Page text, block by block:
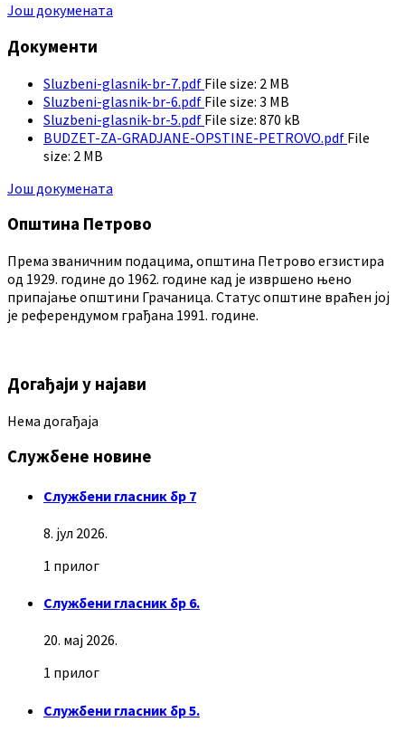
Још докумената
Документи
Sluzbeni-glasnik-br-7.pdf File size: 2 MB
Sluzbeni-glasnik-br-6.pdf File size: 3 MB
Sluzbeni-glasnik-br-5.pdf File size: 870 kB
BUDZET-ZA-GRADJANE-OPSTINE-PETROVO.pdf File
size: 2 MB
Још докумената
Општина Петрово
Према званичним подацима, општина Петрово егзистира
од 1929. године до 1962. године кад је извршено њено
припајање општини Грачаница. Статус општине враћен јој
је референдумом грађана 1991. године.
Догађаји у најави
Нема догађаја
Службене новине
Службени гласник бр 7
8. јул 2026.
1 прилог
Службени гласник бр 6.
20. мај 2026.
1 прилог
Службени гласник бр 5.